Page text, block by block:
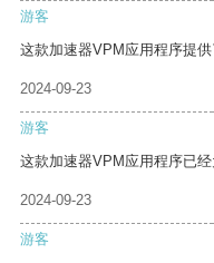
游客
这款加速器VPM应用程序提供
2024-09-23
游客
这款加速器VPM应用程序已
2024-09-23
游客